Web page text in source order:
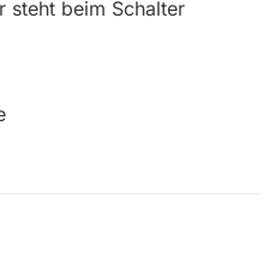
steht beim Schalter